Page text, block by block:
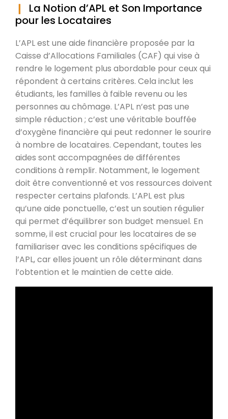
La Notion d’APL et Son Importance
pour les Locataires
L’APL est une aide financière proposée par la
Caisse d’Allocations Familiales (CAF) qui vise à
rendre le logement plus abordable pour ceux qui
répondent à certains critères. Cela inclut les
étudiants, les familles à faible revenu ou les
personnes au chômage. L’APL n’est pas une
simple réduction ; c’est une véritable bouffée
d’oxygène financière qui peut redonner le sourire
à nombre de locataires. Cependant, toutes les
aides sont accompagnées de différentes
conditions à remplir. Notamment, le logement
doit être conventionné et vos ressources doivent
respecter certains plafonds. L’APL est plus
qu’une aide ponctuelle, c’est un soutien régulier
qui permet d’équilibrer son budget mensuel. En
somme, il est crucial pour les locataires de se
familiariser avec les conditions spécifiques de
l’APL, car elles jouent un rôle déterminant dans
l’obtention et le maintien de cette aide.